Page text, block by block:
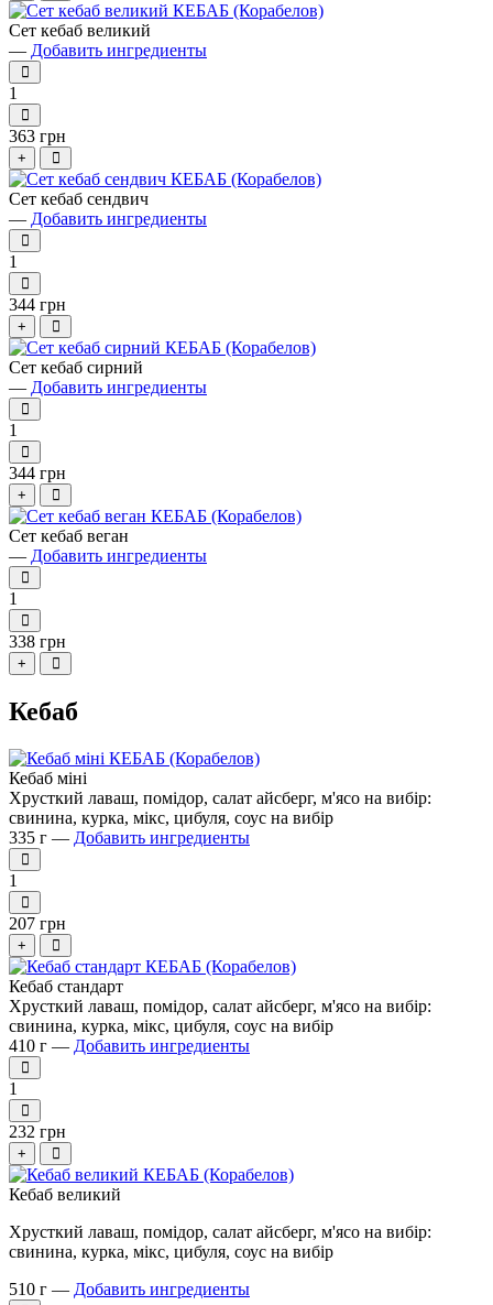
Сет кебаб великий
— Добавить ингредиенты
1
363 грн
+
Сет кебаб сендвич
— Добавить ингредиенты
1
344 грн
+
Сет кебаб сирний
— Добавить ингредиенты
1
344 грн
+
Сет кебаб веган
— Добавить ингредиенты
1
338 грн
+
Кебаб
Кебаб міні
Хрусткий лаваш, помідор, салат айсберг, м'ясо на вибір:
свинина, курка, мікс, цибуля, соус на вибір
335 г — Добавить ингредиенты
1
207 грн
+
Кебаб стандарт
Хрусткий лаваш, помідор, салат айсберг, м'ясо на вибір:
свинина, курка, мікс, цибуля, соус на вибір
410 г — Добавить ингредиенты
1
232 грн
+
Кебаб великий
Хрусткий лаваш, помідор, салат айсберг, м'ясо на вибір:
свинина, курка, мікс, цибуля, соус на вибір
510 г — Добавить ингредиенты